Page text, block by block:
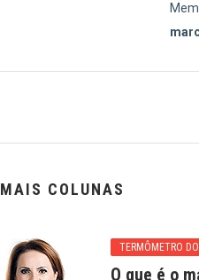
MAIS COLUNAS
TERMÔMETRO
O que é o